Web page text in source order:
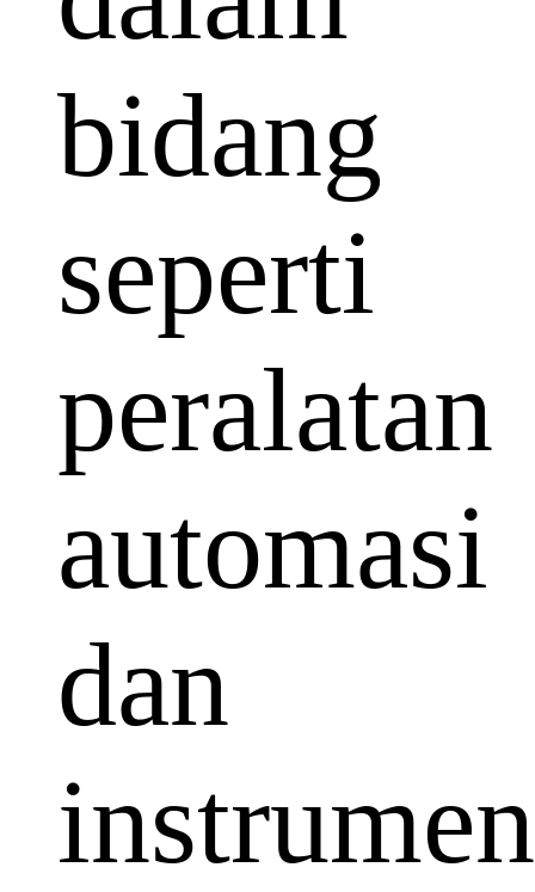
bidang
seperti
peralatan
automasi
dan
instrumen